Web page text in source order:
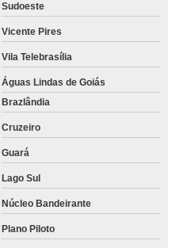
Sudoeste
Vicente Pires
Vila Telebrasília
Águas Lindas de Goiás
Brazlândia
Cruzeiro
Guará
Lago Sul
Núcleo Bandeirante
Plano Piloto